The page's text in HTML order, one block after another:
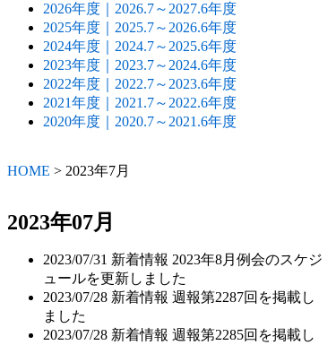
2026年度｜2026.7～2027.6年度
2025年度｜2025.7～2026.6年度
2024年度｜2024.7～2025.6年度
2023年度｜2023.7～2024.6年度
2022年度｜2022.7～2023.6年度
2021年度｜2021.7～2022.6年度
2020年度｜2020.7～2021.6年度
HOME > 2023年7月
2023年07月
2023/07/31 新着情報 2023年8月例会のスケジ
ュールを更新しました
2023/07/28 新着情報 週報第2287回を掲載し
ました
2023/07/28 新着情報 週報第2285回を掲載し